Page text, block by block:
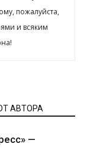
пожалуйста,
и всяким
АВТОРА
—